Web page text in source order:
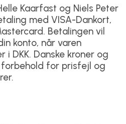
Kaarfast og Niels Peter
med VISA-Dankort,
Betalingen vil
konto, når varen
i DKK. Danske kroner og
forbehold for prisfejl og